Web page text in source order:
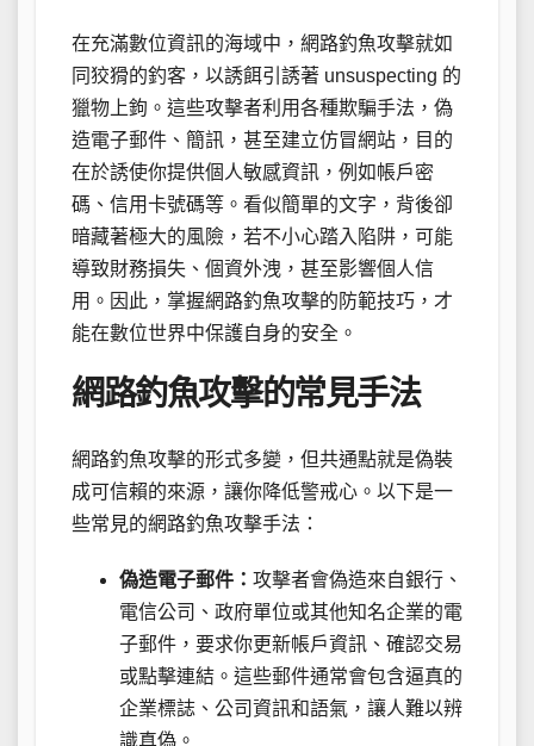
在充滿數位資訊的海域中，網路釣魚攻擊就如
同狡猾的釣客，以誘餌引誘著 unsuspecting 的
獵物上鉤。這些攻擊者利用各種欺騙手法，偽
造電子郵件、簡訊，甚至建立仿冒網站，目的
在於誘使你提供個人敏感資訊，例如帳戶密
碼、信用卡號碼等。看似簡單的文字，背後卻
暗藏著極大的風險，若不小心踏入陷阱，可能
導致財務損失、個資外洩，甚至影響個人信
用。因此，掌握網路釣魚攻擊的防範技巧，才
能在數位世界中保護自身的安全。
網路釣魚攻擊的常見手法
網路釣魚攻擊的形式多變，但共通點就是偽裝
成可信賴的來源，讓你降低警戒心。以下是一
些常見的網路釣魚攻擊手法：
偽造電子郵件： 攻擊者會偽造來自銀行、
電信公司、政府單位或其他知名企業的電
子郵件，要求你更新帳戶資訊、確認交易
或點擊連結。這些郵件通常會包含逼真的
企業標誌、公司資訊和語氣，讓人難以辨
識真偽。